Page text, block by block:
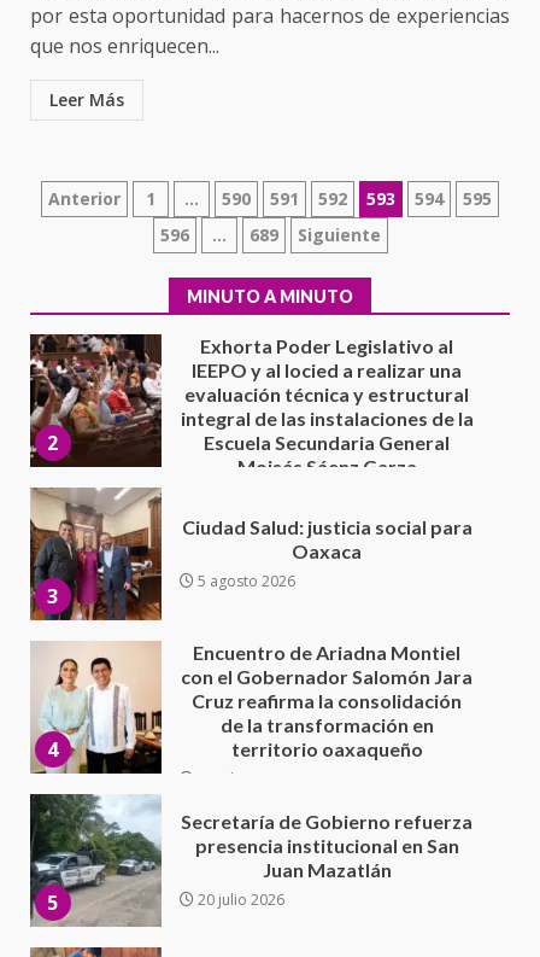
por esta oportunidad para hacernos de experiencias
que nos enriquecen...
Leer Más
Paginación
entradas
Anterior 1 … 590 591 592 593 594
595
596
… 689 Siguiente
MINUTO A MINUTO
16 julio 2026
Avanza con orden y tranquilidad
Exhorta Poder Legislativo al
IEEPO y al Iocied a realizar una
evaluación técnica y estructural
Escuela Secundaria General
Moisés Sáenz Garza
5 agosto 2026
3
Ciudad Salud: justicia social para
Oaxaca
5 agosto 2026
4
con el Gobernador Salomón Jara
Cruz reafirma la consolidación
de la transformación en
5
Secretaría de Gobierno refuerza
presencia institucional en San
Juan Mazatlán
20 julio 2026
6
Sanciona Municipio de Oaxaca
de Juárez caso de maltrato
animal tras denuncia ciudadana
16 julio 2026